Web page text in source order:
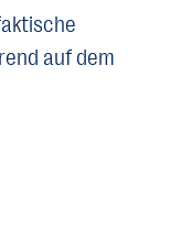
auf dem